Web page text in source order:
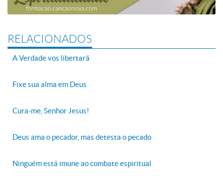
RELACIONADOS
A Verdade vos libertará
Fixe sua alma em Deus
Cura-me, Senhor Jesus!
Deus ama o pecador, mas detesta o pecado
Ninguém está imune ao combate espiritual